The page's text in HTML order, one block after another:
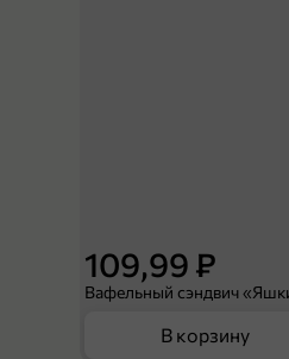
109,99 ₽
В корзину